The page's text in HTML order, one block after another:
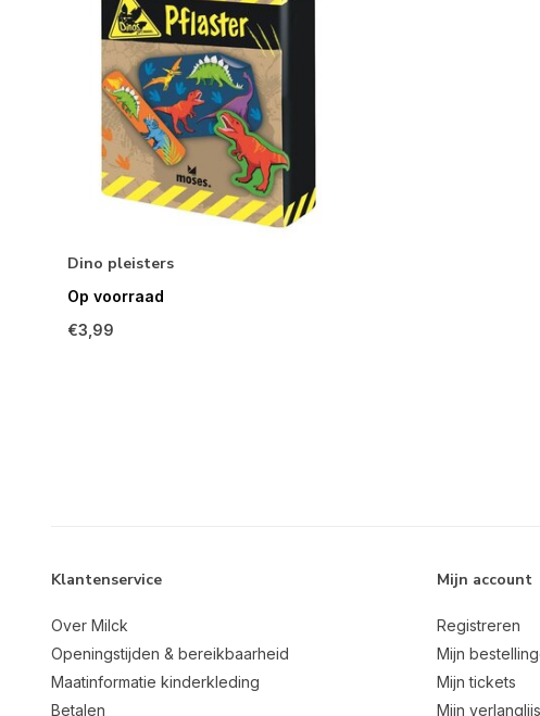
Dino pleisters
Op voorraad
€3,99
Klantenservice
Over Milck
Openingstijden & bereikbaarheid
Maatinformatie kinderkleding
Betalen
Mijn account
Registreren
Mijn
Mijn tickets
Mijn